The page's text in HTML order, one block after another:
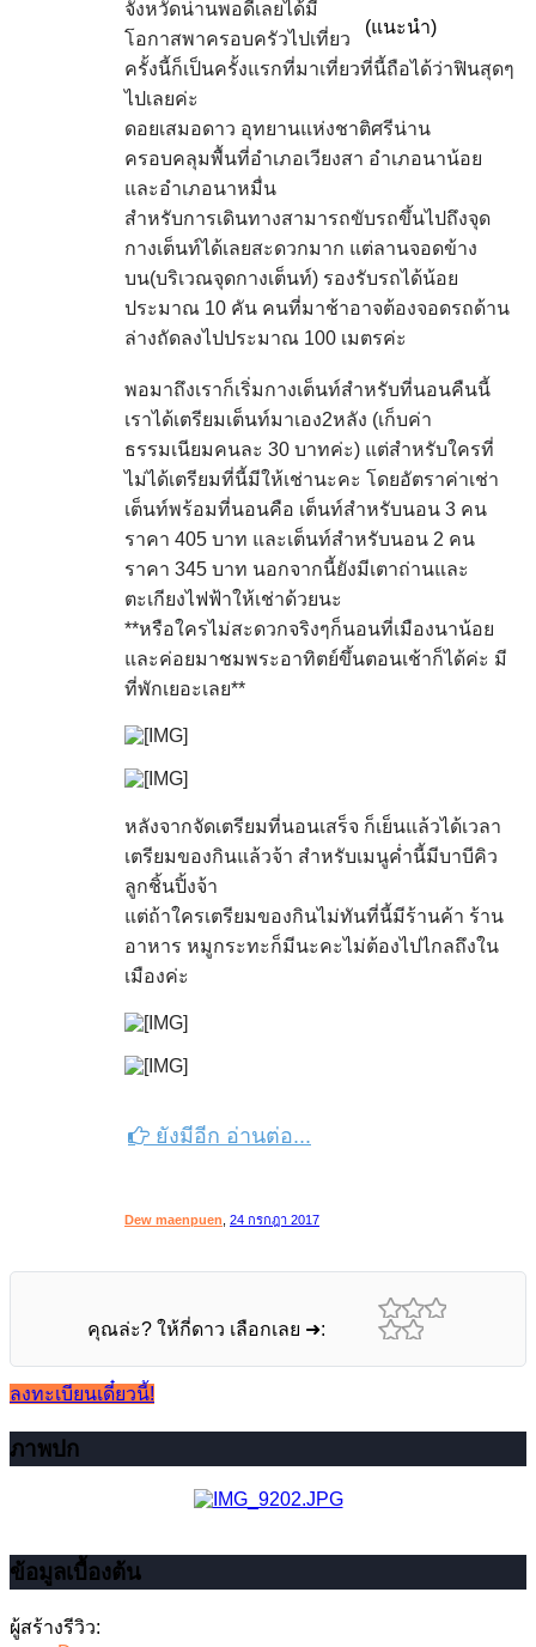
(แนะนำ)
จังหวัดน่านพอดีเลยได้มี
โอกาสพาครอบครัวไปเที่ยว
ครั้งนี้ก็เป็นครั้งแรกที่มาเที่ยวที่นี้ถือได้ว่าฟินสุดๆ
ไปเลยค่ะ
ดอยเสมอดาว อุทยานแห่งชาติศรีน่าน
ครอบคลุมพื้นที่อำเภอเวียงสา อำเภอนาน้อย
และอำเภอนาหมื่น
สำหรับการเดินทางสามารถขับรถขึ้นไปถึงจุด
กางเต็นท์ได้เลยสะดวกมาก แต่ลานจอดข้าง
บน(บริเวณจุดกางเต็นท์) รองรับรถได้น้อย
ประมาณ 10 คัน คนที่มาช้าอาจต้องจอดรถด้าน
ล่างถัดลงไปประมาณ 100 เมตรค่ะ
พอมาถึงเราก็เริ่มกางเต็นท์สำหรับที่นอนคืนนี้
เราได้เตรียมเต็นท์มาเอง2หลัง (เก็บค่า
ธรรมเนียมคนละ 30 บาทค่ะ) แต่สำหรับใครที่
ไม่ได้เตรียมที่นี้มีให้เช่านะคะ โดยอัตราค่าเช่า
เต็นท์พร้อมที่นอนคือ เต็นท์สำหรับนอน 3 คน
ราคา 405 บาท และเต็นท์สำหรับนอน 2 คน
ราคา 345 บาท นอกจากนี้ยังมีเตาถ่านและ
ตะเกียงไฟฟ้าให้เช่าด้วยนะ
**หรือใครไม่สะดวกจริงๆก็นอนที่เมืองนาน้อย
และค่อยมาชมพระอาทิตย์ขึ้นตอนเช้าก็ได้ค่ะ มี
ที่พักเยอะเลย**
หลังจากจัดเตรียมที่นอนเสร็จ ก็เย็นแล้วได้เวลา
เตรียมของกินแล้วจ้า สำหรับเมนูค่ำนี้มีบาบีคิว
ลูกชิ้นปิ้งจ้า
แต่ถ้าใครเตรียมของกินไม่ทันที่นี้มีร้านค้า ร้าน
อาหาร หมูกระทะก็มีนะคะไม่ต้องไปไกลถึงใน
เมืองค่ะ
ยังมีอีก อ่านต่อ...
Dew maenpuen 24 กรกฎา 2017
คุณล่ะ? ให้กี่ดาว เลือกเลย ➜:
ลงทะเบียนเดี๋ยวนี้!
ภาพปก
ข้อมูลเบื้องต้น
ผู้สร้างรีวิว: